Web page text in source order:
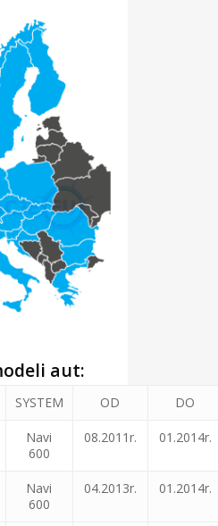
aut:
SYSTEM OD DO
Navi
600
08.2011r. 01.2014r.
Navi
600
04.2013r. 01.2014r.